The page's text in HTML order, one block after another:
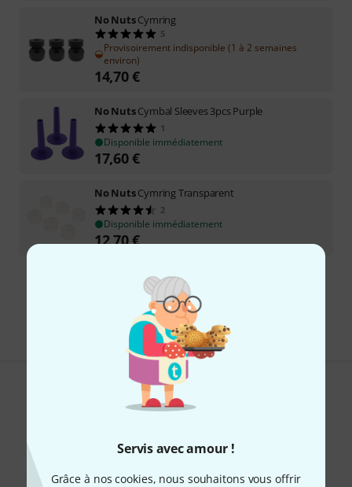
Servis avec amour !
Grâce à nos cookies, nous souhaitons vous offrir
No NutsCymring
5
Provisoirement indisponible (1 à 2 semaines
environ)
14,70€
No NutsCymbal Sleeves 3pcs Purple
1
Disponible immédiatement
17,60€
No NutsCymring Transparent
2
Disponible immédiatement
12,70€
Envoi gratuit à partir de 69 €
Les prix sont indiqués avec TVA comprise
Aimez-vous ce que vous voyez ?